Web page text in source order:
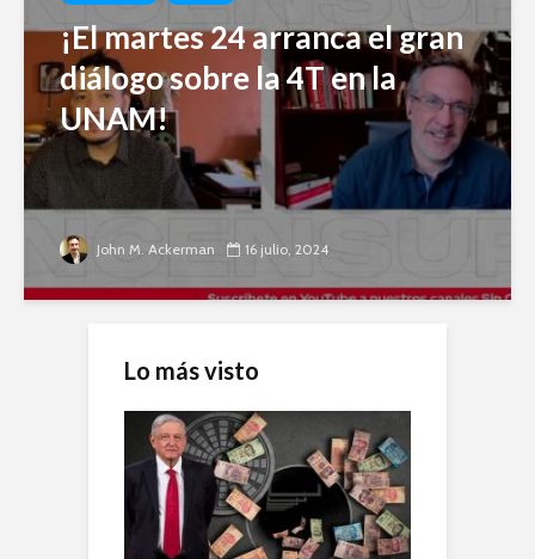
¡El martes 24 arranca el gran
diálogo sobre la 4T en la
UNAM!
John M. Ackerman 16 julio, 2024
Lo más visto